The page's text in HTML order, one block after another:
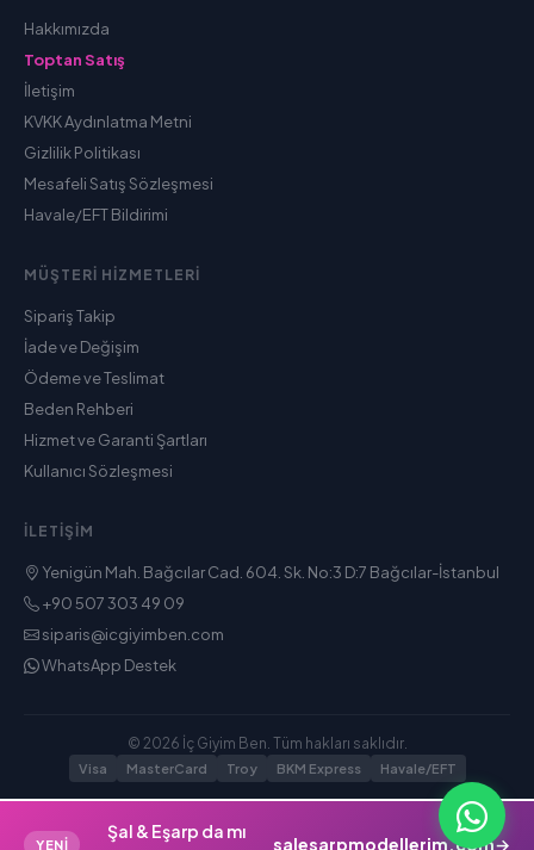
Hakkımızda
Toptan Satış
İletişim
KVKK Aydınlatma Metni
Gizlilik Politikası
Mesafeli Satış Sözleşmesi
Havale/EFT Bildirimi
MÜŞTERI HIZMETLERI
Sipariş Takip
İade ve Değişim
Ödeme ve Teslimat
Beden Rehberi
Hizmet ve Garanti Şartları
Kullanıcı Sözleşmesi
İLETIŞIM
Yenigün Mah. Bağcılar Cad. 604. Sk. No:3 D:7 Bağcılar-İstanbul
+90 507 303 49 09
siparis@icgiyimben.com
WhatsApp Destek
© 2026 İç Giyim Ben. Tüm hakları saklıdır.
Visa MasterCard Troy BKM Express Havale/EFT
YENİ
Şal & Eşarp da mı
salesarpmodellerim.com→